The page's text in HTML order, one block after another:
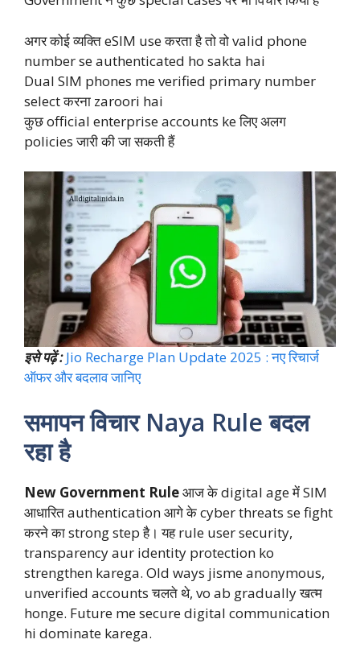
अगर कोई व्यक्ति eSIM use करता है तो वो valid phone
number se authenticated ho sakta hai
Dual SIM phones me verified primary number
select करना zaroori hai
कुछ official enterprise accounts ke लिए अलग
policies जारी की जा सकती हैं
इसे पढ़ें : Jio Recharge Plan Update 2025 : नए रिचार्ज
ऑफर और बदलाव जानिए
समापन विचार Naya Rule बदल
रहा है
New Government Ruleआज के digital age में SIM
आधारित authentication आगे के cyber threats se fight
करने का strong step है। यह rule user security,
transparency aur identity protection ko
strengthen karega. Old ways jisme anonymous,
unverified accounts चलते थे, vo ab gradually खत्म
honge. Future me secure digital communication
hi dominate karega.